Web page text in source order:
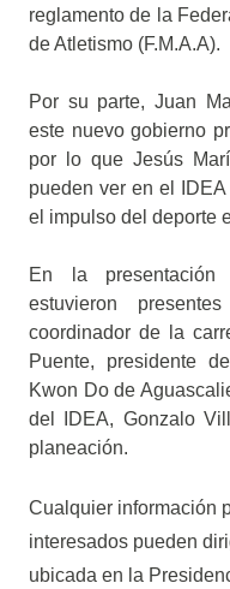
reglamento de la
de Atletismo (F.M.A.A).
Por su parte, Juan
este nuevo gobierno
por lo que Jesús
pueden ver en el
el impulso del deporte
En la presentación
estuvieron
coordinador de la
Puente, presidente
Kwon Do de
del IDEA, Gonzalo
planeación.
Cualquier información
interesados pueden
ubicada en la